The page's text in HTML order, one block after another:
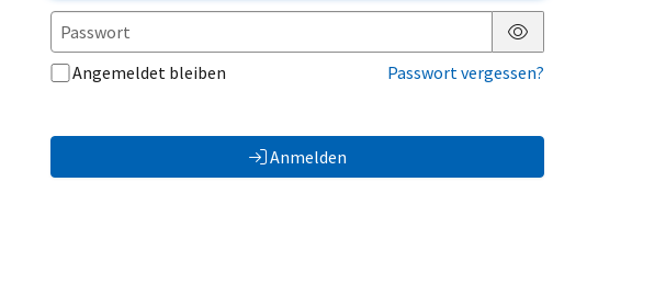
Passwort anzeigen
Angemeldet bleiben
Passwort vergessen?
Anmelden